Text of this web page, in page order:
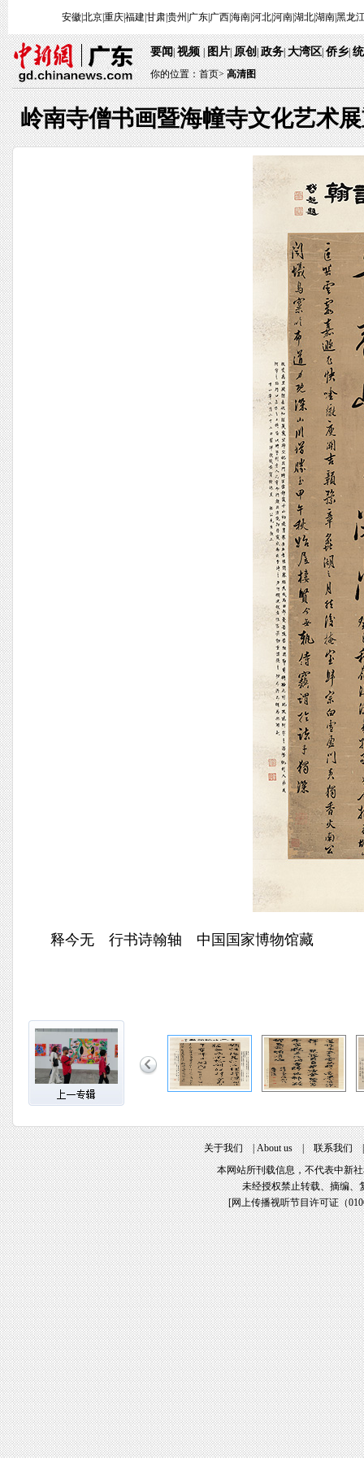
安徽北京重庆福建甘肃贵州 广东 广西海南河北河南湖北湖南黑龙
要闻|视频|图片|原创|政务|大湾区|侨乡|
你的位置：首页>高清图
岭南寺僧书画暨海幢寺文化艺术
释今无 行书诗翰轴 中国国家博物馆藏
关于我们|About us|联系我们
本网站所刊载信息，不代表中新
未经授权禁止转载、摘编、
[网上传播视听节目许可证（